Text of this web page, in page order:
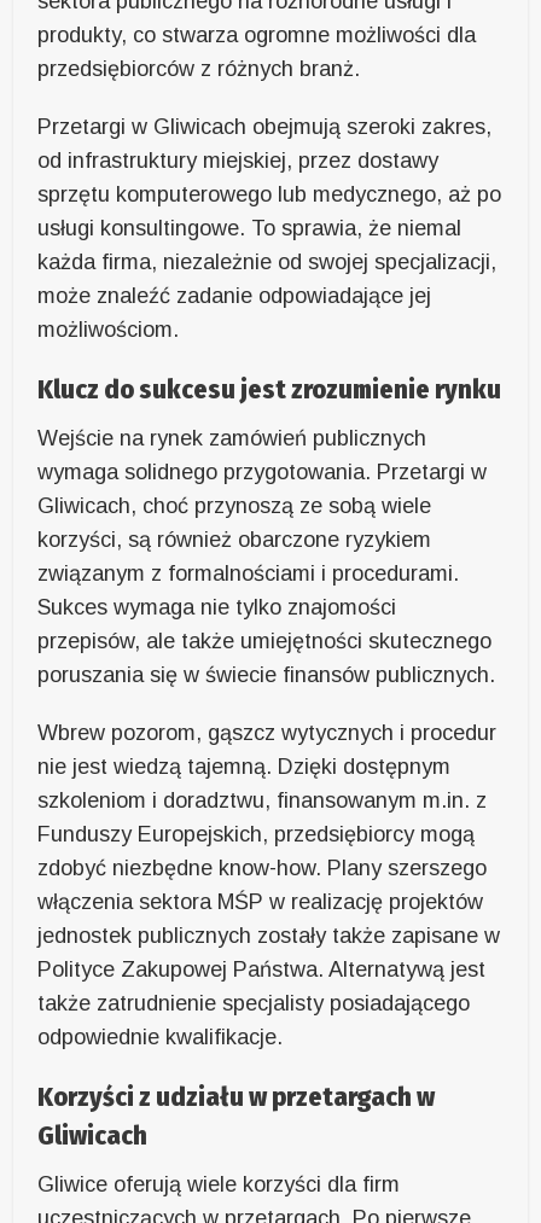
produkty, co stwarza ogromne możliwości dla
przedsiębiorców z różnych branż.
Przetargi w Gliwicach obejmują szeroki zakres,
od infrastruktury miejskiej, przez dostawy
sprzętu komputerowego lub medycznego, aż po
usługi konsultingowe. To sprawia, że niemal
każda firma, niezależnie od swojej specjalizacji,
może znaleźć zadanie odpowiadające jej
możliwościom.
Klucz do sukcesu jest zrozumienie rynku
Wejście na rynek zamówień publicznych
wymaga solidnego przygotowania. Przetargi w
Gliwicach, choć przynoszą ze sobą wiele
korzyści, są również obarczone ryzykiem
związanym z formalnościami i procedurami.
Sukces wymaga nie tylko znajomości
przepisów, ale także umiejętności skutecznego
poruszania się w świecie finansów publicznych.
Wbrew pozorom, gąszcz wytycznych i procedur
nie jest wiedzą tajemną. Dzięki dostępnym
szkoleniom i doradztwu, finansowanym m.in. z
Funduszy Europejskich, przedsiębiorcy mogą
zdobyć niezbędne know-how. Plany szerszego
włączenia sektora MŚP w realizację projektów
jednostek publicznych zostały także zapisane w
Polityce Zakupowej Państwa. Alternatywą jest
także zatrudnienie specjalisty posiadającego
odpowiednie kwalifikacje.
Korzyści z udziału w przetargach w
Gliwicach
Gliwice oferują wiele korzyści dla firm
uczestniczących w przetargach. Po pierwsze,